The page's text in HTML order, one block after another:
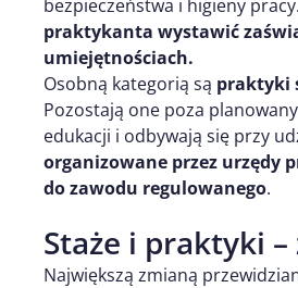
bezpieczeństwa i higieny
praktykanta wystawić
umiejętnościach.
Osobną kategorią są praktyki
Pozostają one poza
edukacji i odbywają się przy
organizowane przez urzędy
do zawodu regulowanego.
Staże i praktyki
Największą zmianą